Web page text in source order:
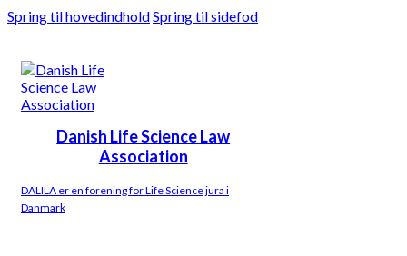
Spring til hovedindholdSpring til sidefod
Danish Life Science Law
Association
DALILA er en forening for Life Science jura i
Danmark